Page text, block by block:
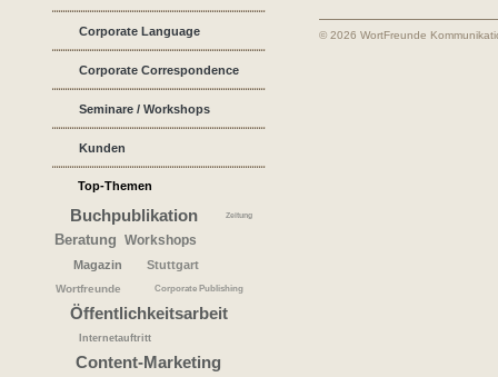
Corporate Language
Corporate Correspondence
Seminare / Workshops
Kunden
Top-Themen
Buchpublikation Zeitung
Beratung Workshops
Magazin Stuttgart
Wortfreunde Corporate Publishing
Öffentlichkeitsarbeit
Internetauftritt
Content-Marketing
© 2026 WortFreunde